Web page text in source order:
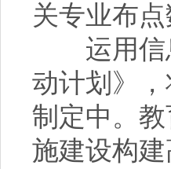
关专业布点
运用信息
动计划》
制定中。
施建设构